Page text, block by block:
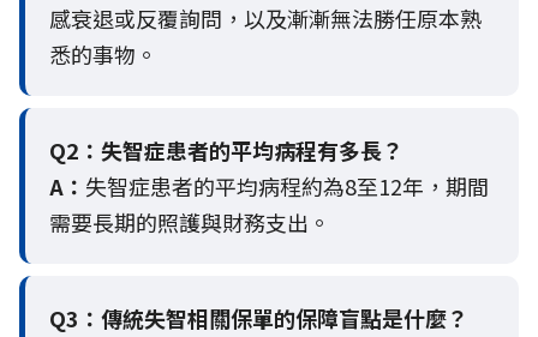
感衰退或反覆詢問，以及漸漸無法勝任原本熟
悉的事物。
Q2： 失智症患者的平均病程有多長？
A： 失智症患者的平均病程約為8至12年，期間
需要長期的照護與財務支出。
Q3： 傳統失智相關保單的保障盲點是什麼？